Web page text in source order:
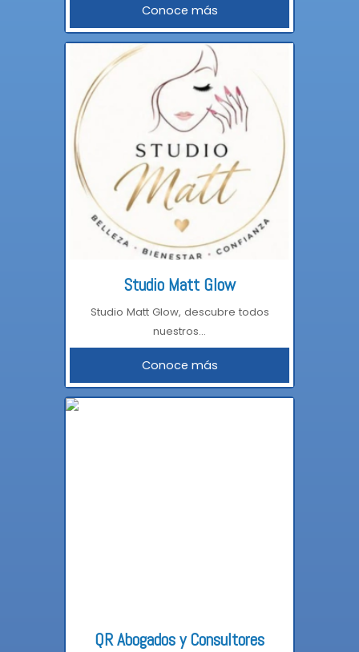
Conoce más
Studio Matt Glow
Studio Matt Glow, descubre todos
nuestros...
Conoce más
QR Abogados y Consultores